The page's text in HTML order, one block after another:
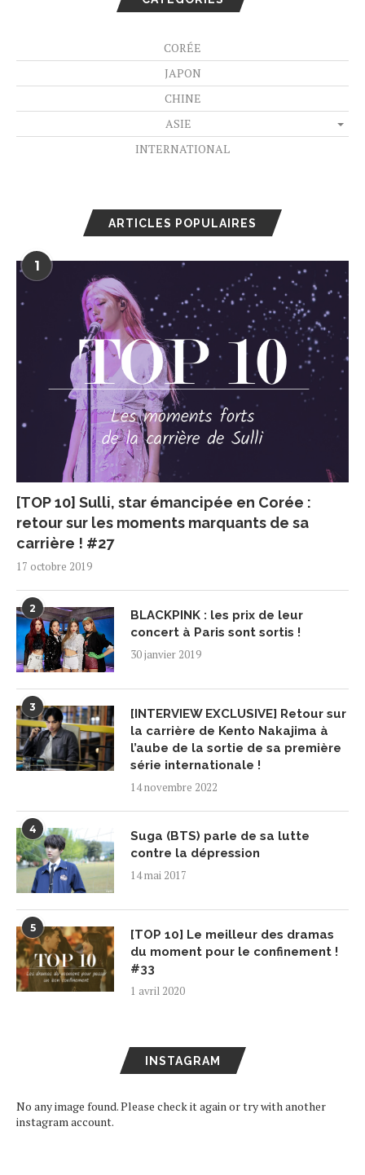
CORÉE
JAPON
CHINE
ASIE
INTERNATIONAL
ARTICLES POPULAIRES
1
[TOP 10] Sulli, star émancipée en Corée :
retour sur les moments marquants de sa
carrière ! #27
17 octobre 2019
2
BLACKPINK : les prix de leur
concert à Paris sont sortis !
30 janvier 2019
3
[INTERVIEW EXCLUSIVE] Retour sur
la carrière de Kento Nakajima à
l’aube de la sortie de sa première
série internationale !
14 novembre 2022
4
Suga (BTS) parle de sa lutte
contre la dépression
14 mai 2017
5
[TOP 10] Le meilleur des dramas
du moment pour le confinement !
#33
1 avril 2020
INSTAGRAM
No any image found. Please check it again or try with another
instagram account.